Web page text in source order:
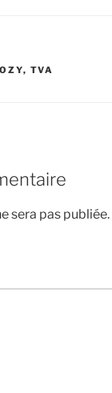
, TVA
sera pas publiée.